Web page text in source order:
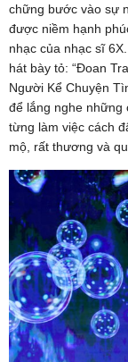
chững bước vào sự
được niềm hạnh
nhạc của nhạc sĩ
hát bày tỏ: “Đoan
Người Kể Chuyện
để lắng nghe những
từng làm việc cách
mộ, rất thương và